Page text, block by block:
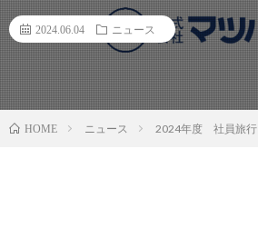
2024.06.04 ニュース
HOME ニュース 2024年度 社員旅行